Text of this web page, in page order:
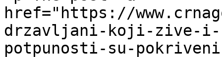
href="https://
drzavljani-koji-zive-i-
potpunosti-su-